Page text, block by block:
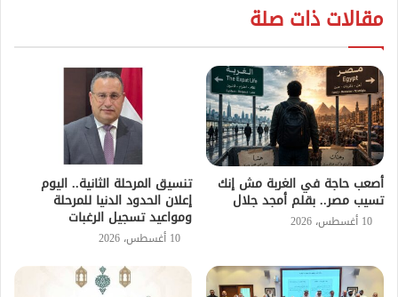
مقالات ذات صلة
أصعب حاجة في الغربة مش إنك
تسيب مصر.. بقلم أمجد جلال
10 أغسطس، 2026
تنسيق المرحلة الثانية.. اليوم
إعلان الحدود الدنيا للمرحلة
ومواعيد تسجيل الرغبات
10 أغسطس، 2026